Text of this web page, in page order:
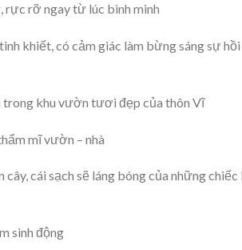
rực rỡ ngay từ lúc bình minh
khiết, có cảm giác làm bừng sáng sự hồi
trong khu vườn tươi đẹp của thôn Vĩ
mĩ vườn – nhà
cái sạch sẽ láng bóng của những chiếc
sinh động